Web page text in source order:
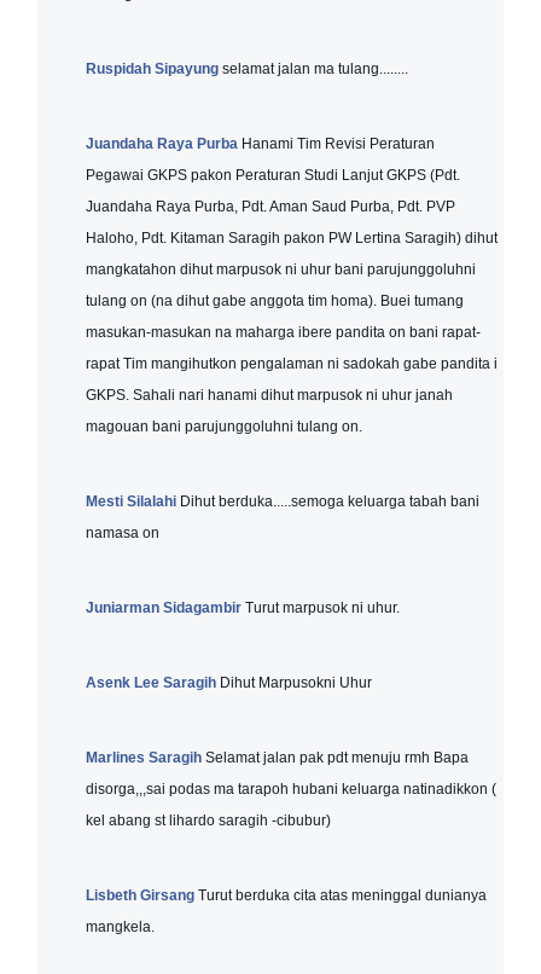
Ruspidah Sipayung selamat jalan ma tulang........
Juandaha Raya Purba Hanami Tim Revisi Peraturan
Pegawai GKPS pakon Peraturan Studi Lanjut GKPS (Pdt.
Juandaha Raya Purba, Pdt. Aman Saud Purba, Pdt. PVP
Haloho, Pdt. Kitaman Saragih pakon PW Lertina Saragih) dihut
mangkatahon dihut marpusok ni uhur bani parujunggoluhni
tulang on (na dihut gabe anggota tim homa). Buei tumang
masukan-masukan na maharga ibere pandita on bani rapat-
rapat Tim mangihutkon pengalaman ni sadokah gabe pandita i
GKPS. Sahali nari hanami dihut marpusok ni uhur janah
magouan bani parujunggoluhni tulang on.
Mesti Silalahi Dihut berduka.....semoga keluarga tabah bani
namasa on
Juniarman Sidagambir Turut marpusok ni uhur.
Asenk Lee Saragih Dihut Marpusokni Uhur
Marlines Saragih Selamat jalan pak pdt menuju rmh Bapa
disorga,,,sai podas ma tarapoh hubani keluarga natinadikkon (
kel abang st lihardo saragih -cibubur)
Lisbeth Girsang Turut berduka cita atas meninggal dunianya
mangkela.